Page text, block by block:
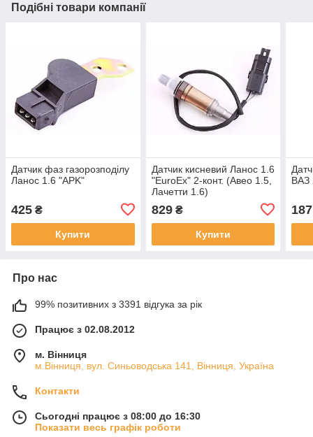
Подібні товари компанії
Датчик фаз газорозподілу
Ланос 1.6 "APK"
425 ₴
Купити
Датчик кисневий Ланос 1.6
"EuroEx" 2-конт. (Авео 1.5,
Лачетти 1.6)
829₴
Купити
ВАЗ
187
Про нас
99% позитивних з 3391 відгука за рік
Працює з 02.08.2012
м. Вінниця
м.Вінниця, вул. Синьоводська 141, Вінниця, Україна
Контакти
Сьогодні працює з 08:00 до 16:30
Показати весь графік роботи